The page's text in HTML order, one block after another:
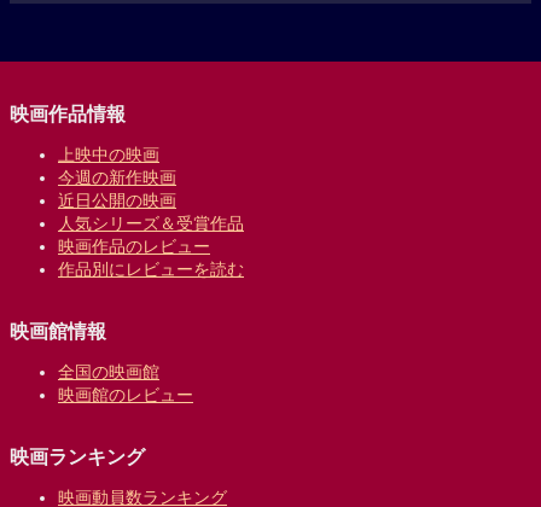
映画作品情報
上映中の映画
今週の新作映画
近日公開の映画
人気シリーズ＆受賞作品
映画作品のレビュー
作品別にレビューを読む
映画館情報
全国の映画館
映画館のレビュー
映画ランキング
映画動員数ランキング